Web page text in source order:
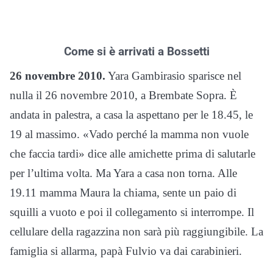
Come si è arrivati a Bossetti
26 novembre 2010. Yara Gambirasio sparisce nel
nulla il 26 novembre 2010, a Brembate Sopra. È
andata in palestra, a casa la aspettano per le 18.45, le
19 al massimo. «Vado perché la mamma non vuole
che faccia tardi» dice alle amichette prima di salutarle
per l’ultima volta. Ma Yara a casa non torna. Alle
19.11 mamma Maura la chiama, sente un paio di
squilli a vuoto e poi il collegamento si interrompe. Il
cellulare della ragazzina non sarà più raggiungibile. La
famiglia si allarma, papà Fulvio va dai carabinieri.